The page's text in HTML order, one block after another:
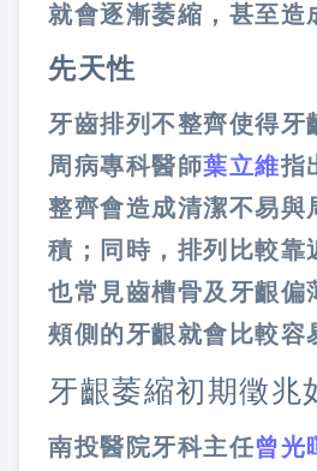
就會逐漸萎縮，甚至造
先天性
牙齒排列不整齊使得牙
周病專科醫師葉立維指
整齊會造成清潔不易與
積；同時，排列比較靠
也常見齒槽骨及牙齦偏
頰側的牙齦就會比較容
牙齦萎縮初期徵兆
南投醫院牙科主任曾光